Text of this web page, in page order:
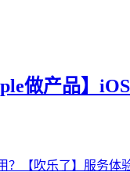
做产品】